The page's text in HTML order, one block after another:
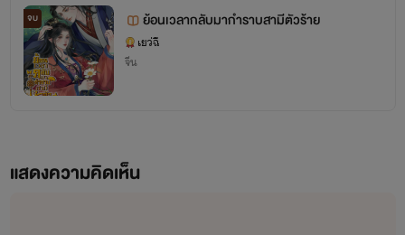
จบ ย้อนเวลากลับมากำราบสามีตัวร้าย
เยว่ฉี
จีน
แสดงความคิดเห็น